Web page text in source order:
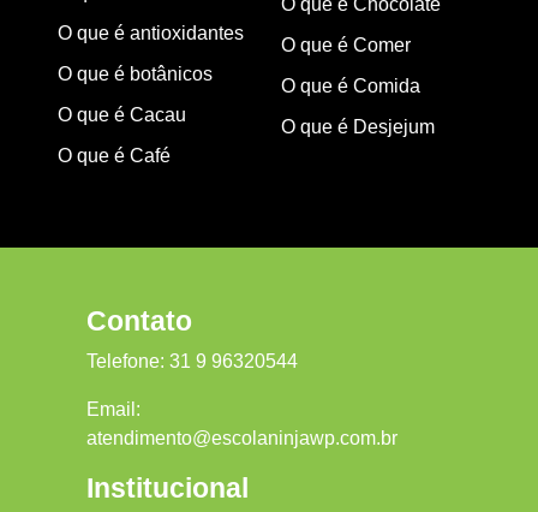
O que é antioxidantes
O que é botânicos
O que é Cacau
O que é Café
O que é Chocolate
O que é Comer
O que é Comida
O que é Desjejum
Contato
Telefone: 31 9 96320544
Email:
atendimento@escolaninjawp.com.br
Institucional